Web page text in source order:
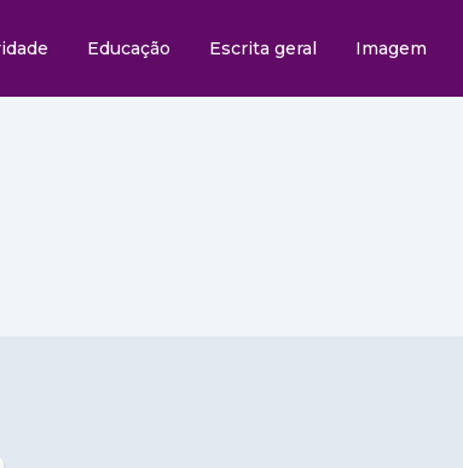
Educação Escrita geral Imagem